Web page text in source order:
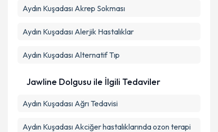
Aydın Kuşadası Akrep Sokması
Aydın Kuşadası Alerjik Hastalıklar
Aydın Kuşadası Alternatif Tıp
Jawline Dolgusu ile İlgili Tedaviler
Aydın Kuşadası Ağrı Tedavisi
Aydın Kuşadası Akciğer hastalıklarında ozon terapi